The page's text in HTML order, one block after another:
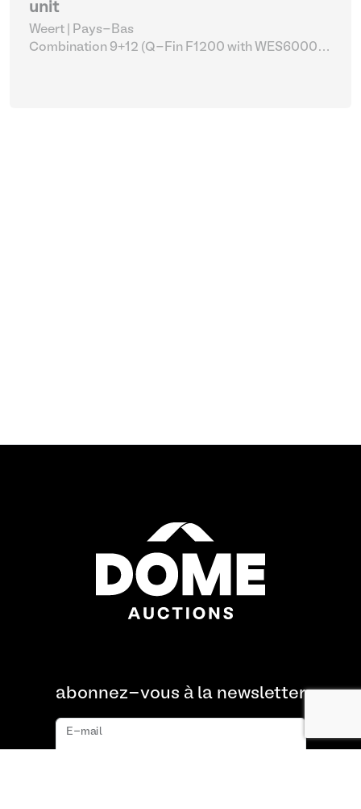
unit
Weert | Pays-Bas
Combination 9+12 (Q-Fin F1200 with WES6000) |
abonnez-vous à la newsletter
E-mail